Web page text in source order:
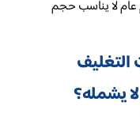
عام لا يناسب حجم
يشمله؟